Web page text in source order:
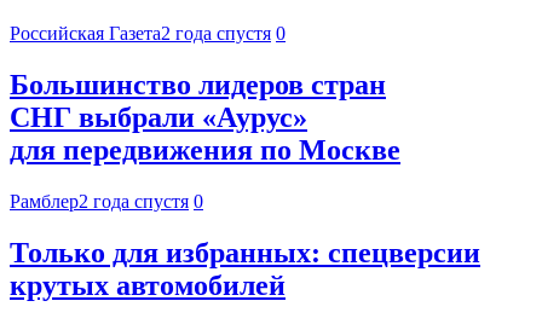
Российская Газета2 года спустя 0
Большинство лидеров стран
СНГ выбрали «Аурус»
для передвижения по Москве
Рамблер2 года спустя 0
Только для избранных: спецверсии
крутых автомобилей